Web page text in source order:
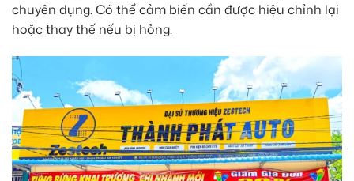
chuyên dụng. Có thể cảm biến cần được hiệu chỉnh lại
hoặc thay thế nếu bị hỏng.